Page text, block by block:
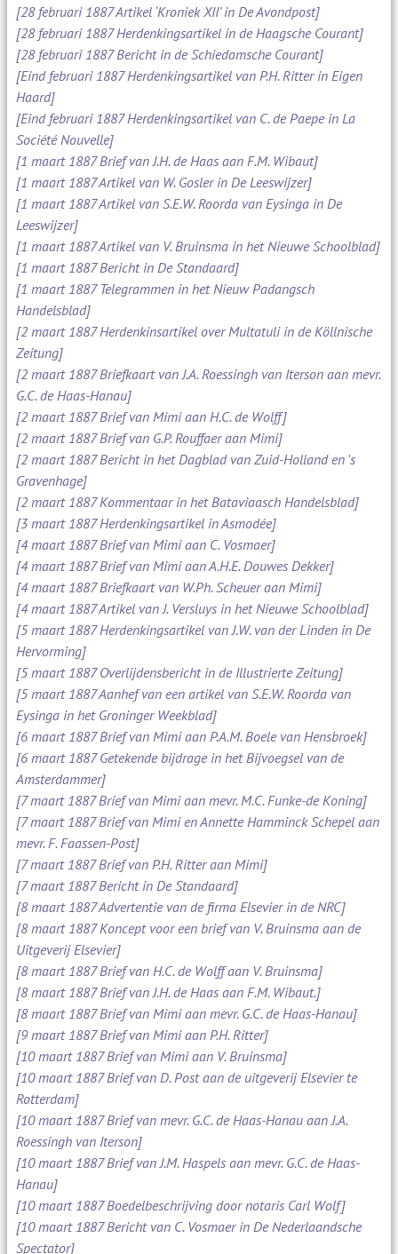
[28 februari 1887 Artikel ‘Kroniek XII’ in De Avondpost]
[28 februari 1887 Herdenkingsartikel in de Haagsche Courant]
[28 februari 1887 Bericht in de Schiedamsche Courant]
[Eind februari 1887 Herdenkingsartikel van P.H. Ritter in Eigen
Haard]
[Eind februari 1887 Herdenkingsartikel van C. de Paepe in La
Société Nouvelle]
[1 maart 1887 Brief van J.H. de Haas aan F.M. Wibaut]
[1 maart 1887 Artikel van W. Gosler in De Leeswijzer]
[1 maart 1887 Artikel van S.E.W. Roorda van Eysinga in De
Leeswijzer]
[1 maart 1887 Artikel van V. Bruinsma in het Nieuwe Schoolblad]
[1 maart 1887 Bericht in De Standaard]
[1 maart 1887 Telegrammen in het Nieuw Padangsch
Handelsblad]
[2 maart 1887 Herdenkinsartikel over Multatuli in de Köllnische
Zeitung]
[2 maart 1887 Briefkaart van J.A. Roessingh van Iterson aan mevr.
G.C. de Haas-Hanau]
[2 maart 1887 Brief van Mimi aan H.C. de Wolff]
[2 maart 1887 Brief van G.P. Rouffaer aan Mimi]
[2 maart 1887 Bericht in het Dagblad van Zuid-Holland en 's
Gravenhage]
[2 maart 1887 Kommentaar in het Bataviaasch Handelsblad]
[3 maart 1887 Herdenkingsartikel in Asmodée]
[4 maart 1887 Brief van Mimi aan C. Vosmaer]
[4 maart 1887 Brief van Mimi aan A.H.E. Douwes Dekker]
[4 maart 1887 Briefkaart van W.Ph. Scheuer aan Mimi]
[4 maart 1887 Artikel van J. Versluys in het Nieuwe Schoolblad]
[5 maart 1887 Herdenkingsartikel van J.W. van der Linden in De
Hervorming]
[5 maart 1887 Overlijdensbericht in de Illustrierte Zeitung]
[5 maart 1887 Aanhef van een artikel van S.E.W. Roorda van
Eysinga in het Groninger Weekblad]
[6 maart 1887 Brief van Mimi aan P.A.M. Boele van Hensbroek]
[6 maart 1887 Getekende bijdrage in het Bijvoegsel van de
Amsterdammer]
[7 maart 1887 Brief van Mimi aan mevr. M.C. Funke-de Koning]
[7 maart 1887 Brief van Mimi en Annette Hamminck Schepel aan
mevr. F. Faassen-Post]
[7 maart 1887 Brief van P.H. Ritter aan Mimi]
[7 maart 1887 Bericht in De Standaard]
[8 maart 1887 Advertentie van de firma Elsevier in de NRC]
[8 maart 1887 Koncept voor een brief van V. Bruinsma aan de
Uitgeverij Elsevier]
[8 maart 1887 Brief van H.C. de Wolff aan V. Bruinsma]
[8 maart 1887 Brief van J.H. de Haas aan F.M. Wibaut.]
[8 maart 1887 Brief van Mimi aan mevr. G.C. de Haas-Hanau]
[9 maart 1887 Brief van Mimi aan P.H. Ritter]
[10 maart 1887 Brief van Mimi aan V. Bruinsma]
[10 maart 1887 Brief van D. Post aan de uitgeverij Elsevier te
Rotterdam]
[10 maart 1887 Brief van mevr. G.C. de Haas-Hanau aan J.A.
Roessingh van Iterson]
[10 maart 1887 Brief van J.M. Haspels aan mevr. G.C. de Haas-
Hanau]
[10 maart 1887 Boedelbeschrijving door notaris Carl Wolf]
[10 maart 1887 Bericht van C. Vosmaer in De Nederlaandsche
Spectator]